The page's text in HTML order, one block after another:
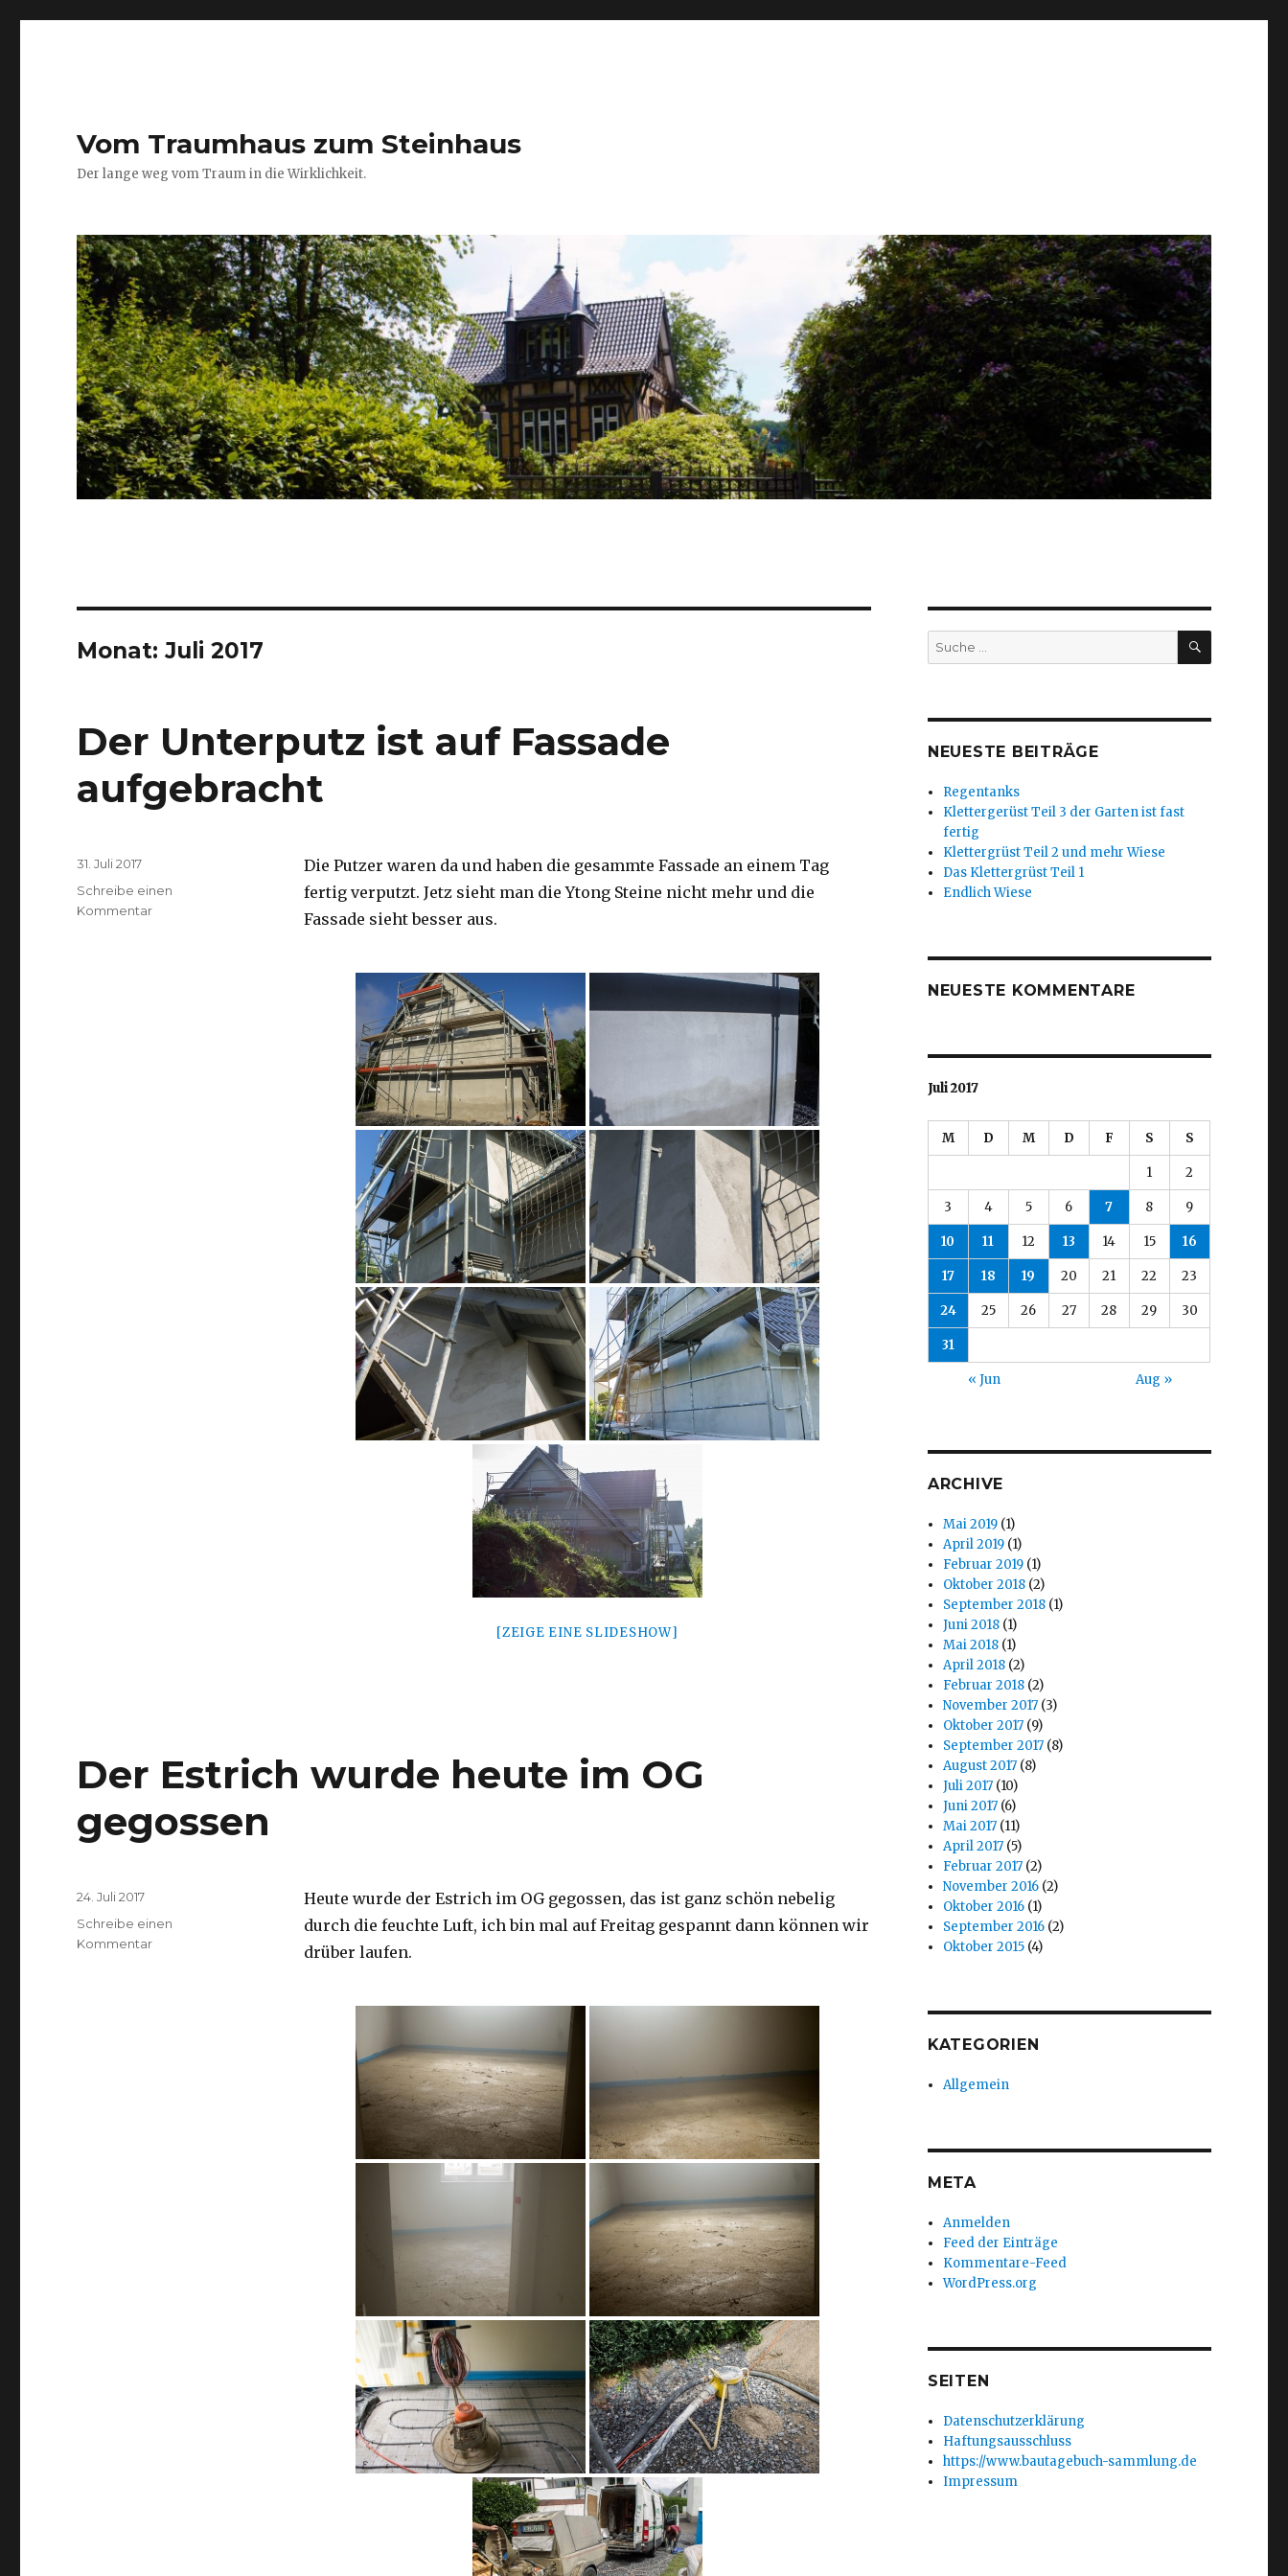
Vom Traumhaus zum Steinhaus
Der lange weg vom Traum in die Wirklichkeit.
Monat:Juli 2017
Der Unterputz ist auf Fassade
aufgebracht
Die Putzer waren da und haben die gesammte Fassade an einem Tag
fertig verputzt. Jetz sieht man die Ytong Steine nicht mehr und die
Fassade sieht besser aus.
[ZEIGE EINE SLIDESHOW]
Veröffentlicht
am
31. Juli 2017
Schreibe einen
Kommentarzu
Der Estrich wurde heute im OG
gegossen
Heute wurde der Estrich im OG gegossen, das ist ganz schön nebelig
durch die feuchte Luft, ich bin mal auf Freitag gespannt dann können wir
drüber laufen.
Veröffentlicht
am
24. Juli 2017
Schreibe einen
Kommentarzu
Suche
nach:
SUCHEN
NEUESTE BEITRÄGE
Regentanks
Klettergerüst Teil 3 der Garten ist fast
fertig
Klettergrüst Teil 2 und mehr Wiese
Das Klettergrüst Teil 1
Endlich Wiese
NEUESTE KOMMENTARE
Juli 2017
M D M D F S S
1 2
3 4 5 6 7 8 9
10 11 12 13 14 15 16
17 18 19 20 21 22 23
24 25 26 27 28 29 30
31
« Jun Aug »
ARCHIVE
Mai 2019 (1)
April 2019 (1)
Februar 2019 (1)
Oktober 2018 (2)
September 2018 (1)
Juni 2018 (1)
Mai 2018 (1)
April 2018 (2)
Februar 2018 (2)
November 2017 (3)
Oktober 2017 (9)
September 2017 (8)
August 2017 (8)
Juli 2017 (10)
Juni 2017 (6)
Mai 2017 (11)
April 2017 (5)
Februar 2017 (2)
November 2016 (2)
Oktober 2016 (1)
September 2016 (2)
Oktober 2015 (4)
KATEGORIEN
Allgemein
META
Anmelden
Feed der Einträge
Kommentare-Feed
WordPress.org
SEITEN
Datenschutzerklärung
Haftungsausschluss
https://www.bautagebuch-sammlung.de
Impressum